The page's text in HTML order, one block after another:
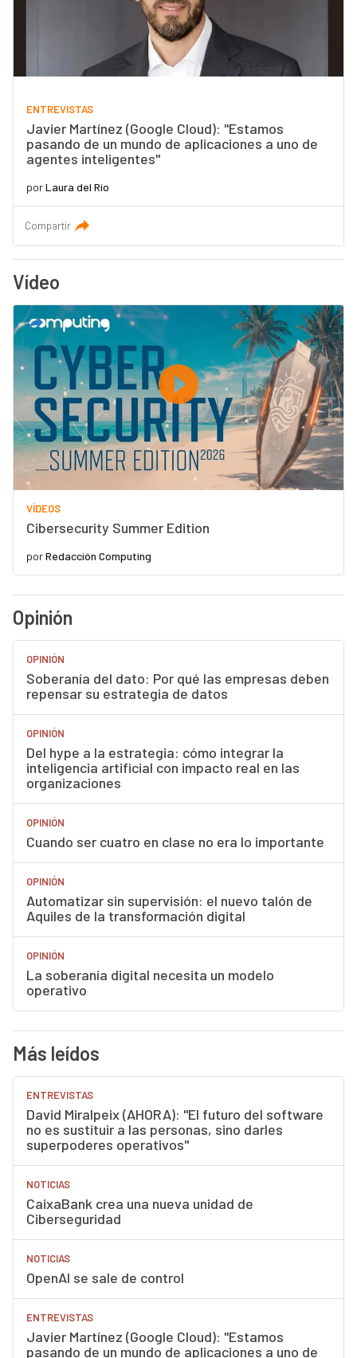
ENTREVISTAS
Javier Martínez (Google Cloud): "Estamos
pasando de un mundo de aplicaciones a uno de
agentes inteligentes"
porLaura del Río
Compartir
Vídeo
VÍDEOS
Cibersecurity Summer Edition
porRedacción Computing
Opinión
OPINIÓN
Soberanía del dato: Por qué las empresas deben
repensar su estrategia de datos
OPINIÓN
Del hype a la estrategia: cómo integrar la
inteligencia artificial con impacto real en las
organizaciones
OPINIÓN
Cuando ser cuatro en clase no era lo importante
OPINIÓN
Automatizar sin supervisión: el nuevo talón de
Aquiles de la transformación digital
OPINIÓN
La soberanía digital necesita un modelo
operativo
Más leídos
ENTREVISTAS
David Miralpeix (AHORA): "El futuro del software
no es sustituir a las personas, sino darles
superpoderes operativos"
NOTICIAS
CaixaBank crea una nueva unidad de
Ciberseguridad
NOTICIAS
OpenAI se sale de control
ENTREVISTAS
Javier Martínez (Google Cloud): "Estamos
pasando de un mundo de aplicaciones a uno de